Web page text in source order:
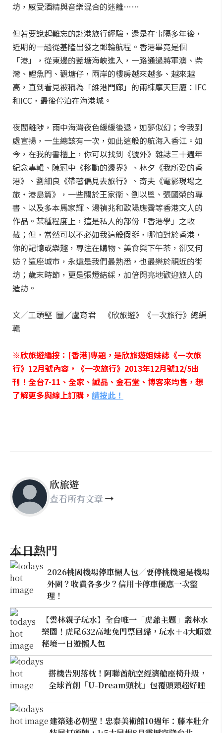
坊，感受酒精與音樂混合的迷離……
但若要說起難忘的赴港旅行經驗，還是在事隔多年後，
近期的一趟從基隆出發之郵輪航程。香港畢竟是個
「港」，從東邊的藍塘海峽進入，一路通過將軍澳、柴
灣、鯉魚門、觀塘仔，兩岸的樓房越來越多、越來越
高，直到看見被稱為「維港門廊」的兩棟摩天巨廈：IFC
和ICC，最後停泊在海港城。
夜間離陟，雨中海灣夜色緩緩後退，如夢似幻；令我到
處宣揚，一生總該有一次，如此這般的航海入香江。如
今，在我的書櫃上，你可以找到《號外》雜誌三十週年
紀念專輯、陳冠中《移動的邊界》、林夕《我所愛的香
港》、劉細良《帶著偏見去旅行》、奇夫《電影現場之
旅‧港島篇》，一些關於王家衛、劉以鬯、張國榮的專
書、以及多本馬家輝、湯禎兆和歐陽應霽等香港文人的
作品。某種程度上，這是私人的部份「香港學」之收
藏；但，當然可以不必如我這般假掰，哪怕對於香港，
你的記憶或樂趣，專注在購物、美食與下午茶，卻又何
妨？這座城市，永遠是我們最熟悉，也最樂於親近的街
坊；歲末時節，更是張燈結綵，加倍閃亮地歡迎旅人的
造訪。
文／工頭堅 圖／盧育君 《欣旅遊》《一次旅行》總編
輯
※欣旅遊編按：[香港]專題，是欣旅遊姐妹誌《一次旅
行》12月號內容，《一次旅行》2013年12月號12/5出
刊！全台7-11、全家、誠品、金石堂、博客來均售，想
了解更多與線上訂購， 請按此！
欣旅遊
查看所有文章
本日熱門
2026桃園機場停車懶人包／要停桃機還是機場
外圍？收費各多少？信用卡停車優惠一次整
理！
【雲林親子玩水】全台唯一「虎爺主題」叢林水
樂園！虎尾632高地免門票回歸，玩水＋4大順遊
秘境一日遊懶人包
搭機告別落枕！阿聯酋航空經濟艙座椅升級，
全球首創「U-Dream頭枕」包覆頭頸超好睡
建築迷必朝聖！忠泰美術館10週年：藤本壯介